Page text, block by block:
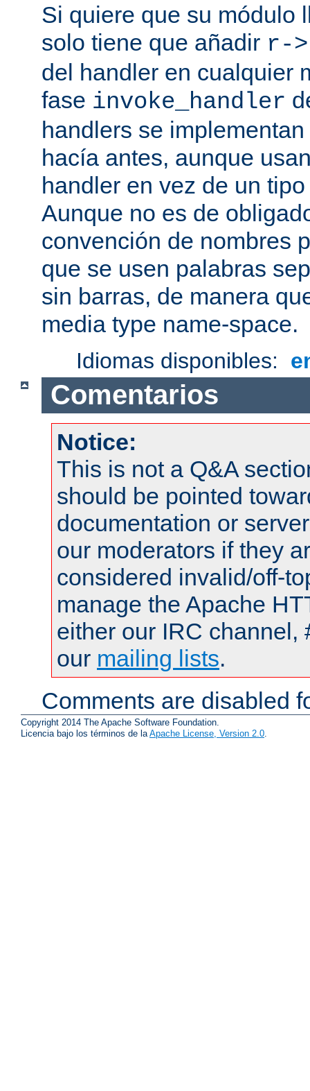
Si quiere que su módulo
solo tiene que añadir r-
del handler en cualquier
fase invoke_handler
handlers se
hacía antes, aunque
handler en vez de un
Aunque no es de
convención de nombres
que se usen palabras
sin barras, de manera
media type name-space.
Idiomas disponibles:
Comentarios
Notice:
This is not a Q&A
should be pointed
documentation or
our moderators if they
considered invalid/off-
manage the Apache
either our IRC channel,
our mailing lists.
Comments are disabled
Copyright 2014 The Apache Software Foundation.
Licencia bajo los términos de la Apache License, Version 2.0